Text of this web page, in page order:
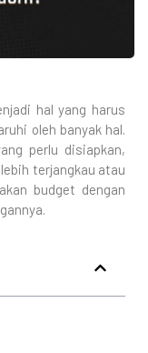
hal yang harus
oleh banyak hal.
perlu disiapkan,
terjangkau atau
budget dengan